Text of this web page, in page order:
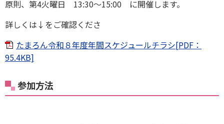
原則、第4火曜日 13:30～15:00 に開催します。
詳しくは↓をご確認くださ
たまろん令和８年度年間スケジュールチラシ[PDF：
95.4KB]
参加方法